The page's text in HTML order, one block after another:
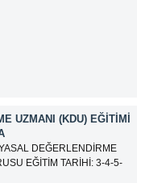
UZMANI (KDU) EĞITIMI
DEĞERLENDİRME
EĞİTİM TARİHİ: 3-4-5-